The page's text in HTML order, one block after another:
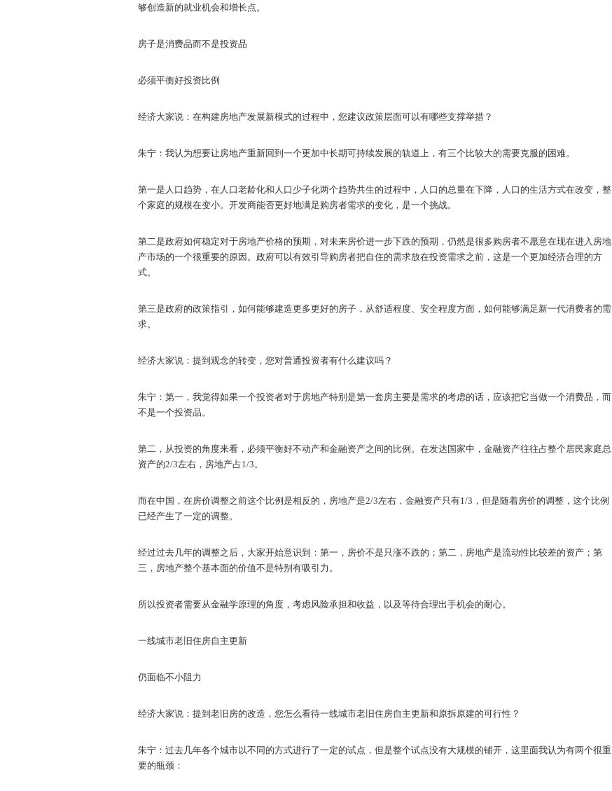
够创造新的就业机会和增长点。
房子是消费品而不是投资品
必须平衡好投资比例
经济大家说：在构建房地产发展新模式的过程中，您建议政策层面可以有哪些支撑举措？
朱宁：我认为想要让房地产重新回到一个更加中长期可持续发展的轨道上，有三个比较大的需要克服的困难。
第一是人口趋势，在人口老龄化和人口少子化两个趋势共生的过程中，人口的总量在下降，人口的生活方式在改变，整
个家庭的规模在变小。开发商能否更好地满足购房者需求的变化，是一个挑战。
第二是政府如何稳定对于房地产价格的预期，对未来房价进一步下跌的预期，仍然是很多购房者不愿意在现在进入房地
产市场的一个很重要的原因。政府可以有效引导购房者把自住的需求放在投资需求之前，这是一个更加经济合理的方
式。
第三是政府的政策指引，如何能够建造更多更好的房子，从舒适程度、安全程度方面，如何能够满足新一代消费者的需
求。
经济大家说：提到观念的转变，您对普通投资者有什么建议吗？
朱宁：第一，我觉得如果一个投资者对于房地产特别是第一套房主要是需求的考虑的话，应该把它当做一个消费品，而
不是一个投资品。
第二，从投资的角度来看，必须平衡好不动产和金融资产之间的比例。在发达国家中，金融资产往往占整个居民家庭总
资产的2/3左右，房地产占1/3。
而在中国，在房价调整之前这个比例是相反的，房地产是2/3左右，金融资产只有1/3，但是随着房价的调整，这个比例
已经产生了一定的调整。
经过过去几年的调整之后，大家开始意识到：第一，房价不是只涨不跌的；第二，房地产是流动性比较差的资产；第
三，房地产整个基本面的价值不是特别有吸引力。
所以投资者需要从金融学原理的角度，考虑风险承担和收益，以及等待合理出手机会的耐心。
一线城市老旧住房自主更新
仍面临不小阻力
经济大家说：提到老旧房的改造，您怎么看待一线城市老旧住房自主更新和原拆原建的可行性？
朱宁：过去几年各个城市以不同的方式进行了一定的试点，但是整个试点没有大规模的铺开，这里面我认为有两个很重
要的瓶颈：